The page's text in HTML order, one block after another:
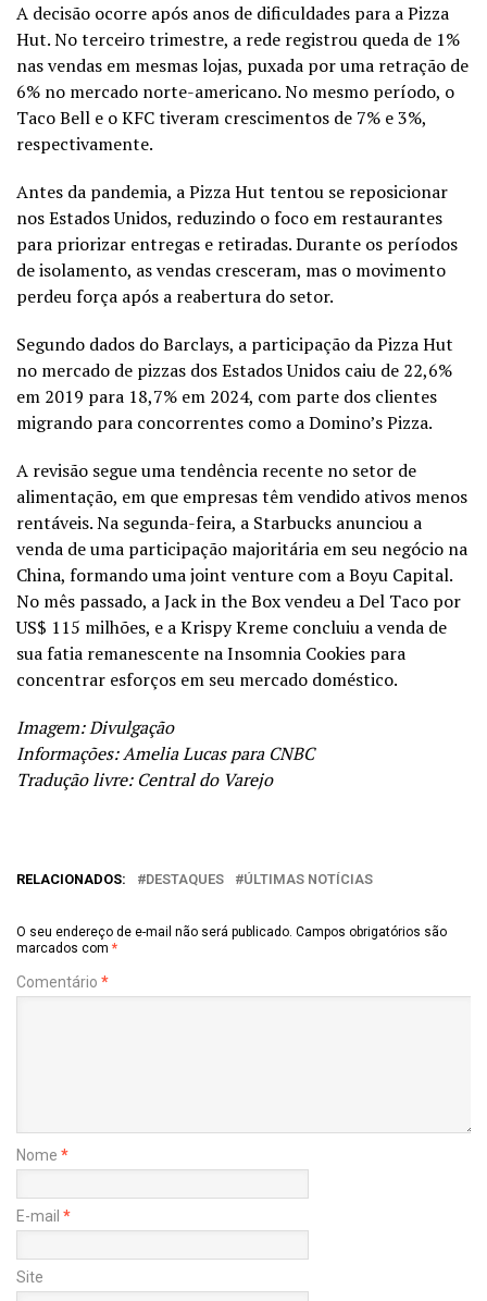
A decisão ocorre após anos de dificuldades para a Pizza
Hut. No terceiro trimestre, a rede registrou queda de 1%
nas vendas em mesmas lojas, puxada por uma retração de
6% no mercado norte-americano. No mesmo período, o
Taco Bell e o KFC tiveram crescimentos de 7% e 3%,
respectivamente.
Antes da pandemia, a Pizza Hut tentou se reposicionar
nos Estados Unidos, reduzindo o foco em restaurantes
para priorizar entregas e retiradas. Durante os períodos
de isolamento, as vendas cresceram, mas o movimento
perdeu força após a reabertura do setor.
Segundo dados do Barclays, a participação da Pizza Hut
no mercado de pizzas dos Estados Unidos caiu de 22,6%
em 2019 para 18,7% em 2024, com parte dos clientes
migrando para concorrentes como a Domino’s Pizza.
A revisão segue uma tendência recente no setor de
alimentação, em que empresas têm vendido ativos menos
rentáveis. Na segunda-feira, a Starbucks anunciou a
venda de uma participação majoritária em seu negócio na
China, formando uma joint venture com a Boyu Capital.
No mês passado, a Jack in the Box vendeu a Del Taco por
US$ 115 milhões, e a Krispy Kreme concluiu a venda de
sua fatia remanescente na Insomnia Cookies para
concentrar esforços em seu mercado doméstico.
Imagem: Divulgação
Informações: Amelia Lucas para CNBC
Tradução livre: Central do Varejo
RELACIONADOS: DESTAQUES ÚLTIMAS NOTÍCIAS
O seu endereço de e-mail não será publicado. Campos obrigatórios são
marcados com *
Comentário *
Nome *
E-mail *
Site